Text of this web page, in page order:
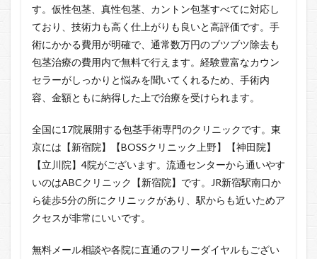
す。仮性包茎、真性包茎、カントン包茎すべてに対応し
ており、技術力も高く仕上がりも良いと高評価です。手
術にかかる費用が明確で、通常数万円のブツブツ除去も
包茎治療の費用内で無料で行えます。経験豊富なカウン
セラーがしっかりと悩みを聞いてくれるため、手術内
容、金額ともに納得した上で治療を受けられます。
全国に17院展開する包茎手術専門のクリニックです。東
京には【新宿院】【BOSSクリニック上野】【神田院】
【立川院】4院がございます。流通センターから通いやす
いのはABCクリニック【新宿院】です。JR新宿駅南口か
ら徒歩5分の所にクリニックがあり、駅からも近いためア
クセスが非常にいいです。
無料メール相談や各院に直通のフリーダイヤルもござい